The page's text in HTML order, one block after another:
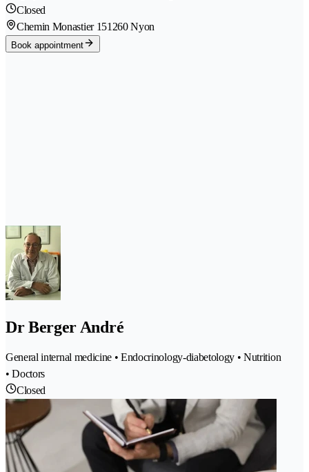
Closed
Chemin Monastier 151260 Nyon
Book appointment
Dr Berger André
General internal medicine • Endocrinology-diabetology • Nutrition
• Doctors
Closed